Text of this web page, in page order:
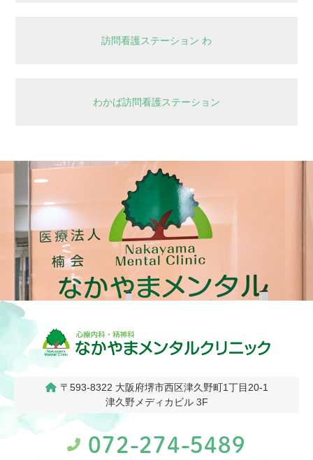
訪問看護ステーション わ
わかば訪問看護ステーション
〒593-8322 大阪府堺市西区津久野町1丁目20-1
津久野メディカビル 3F
072-274-5489